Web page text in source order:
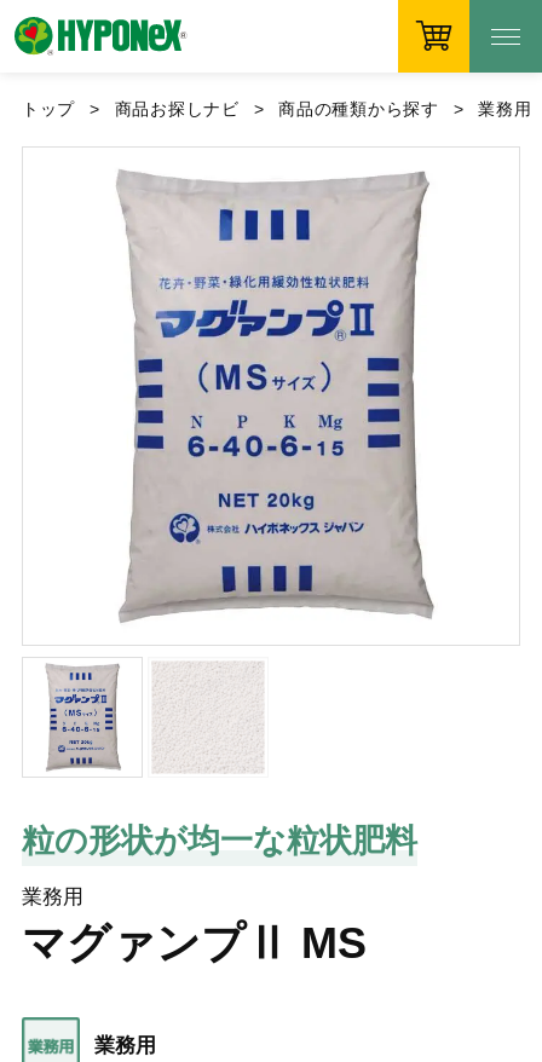
トップ 商品お探しナビ 商品の種類から探す 業務用
粒の形状が均一な粒状肥料
業務用
マグァンプⅡ MS
業務用